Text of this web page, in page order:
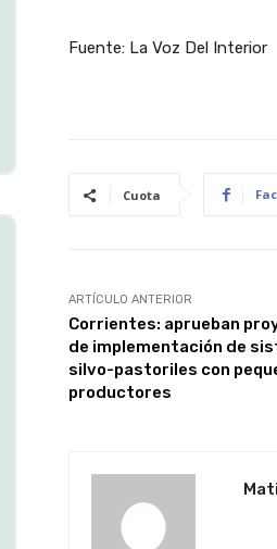
Fuente: La Voz Del Interior
Cuota
ARTÍCULO ANTERIOR
Corrientes: aprueban
de implementación de
silvo-pastoriles con
productores